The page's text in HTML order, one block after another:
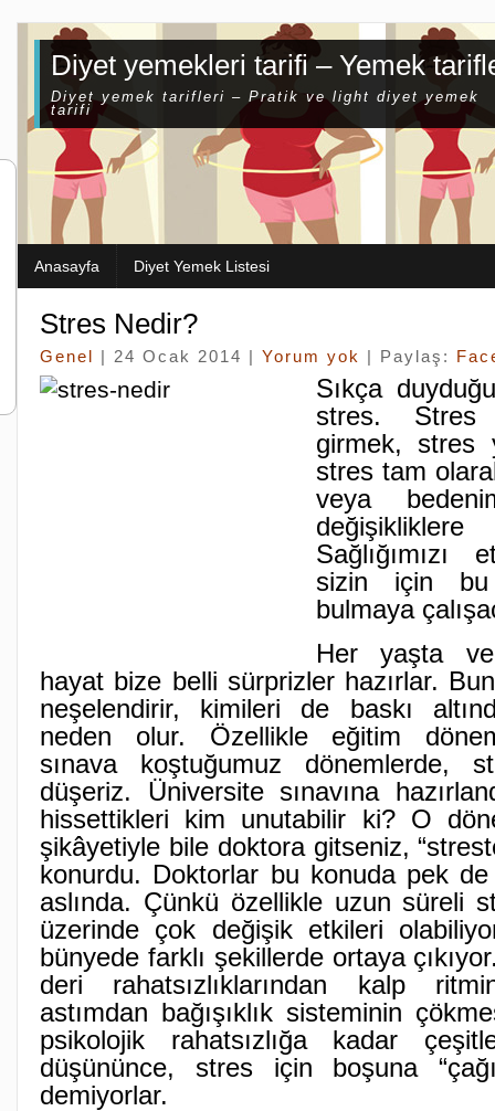
Diyet yemekleri tarifi – Yemek
Diyet yemek tarifleri – Pratik ve light diyet yemek
tarifi
Anasayfa Diyet Yemek Listesi
Stres Nedir?
Genel | 24 Ocak 2014 | Yorum yok | Paylaş:
Sıkça
stres. Stres
girmek, stres
stres tam
veya
sizin için bu
bulmaya
Her yaşta
hayat bize belli sürprizler hazırlar.
neşelendirir, kimileri de baskı
neden olur. Özellikle eğitim
sınava koştuğumuz dönemlerde,
düşeriz. Üniversite sınavına
hissettikleri kim unutabilir ki? O
şikâyetiyle bile doktora gitseniz,
konurdu. Doktorlar bu konuda pek de
aslında. Çünkü özellikle uzun süreli
üzerinde çok değişik etkileri
bünyede farklı şekillerde ortaya
deri rahatsızlıklarından kalp
astımdan bağışıklık sisteminin
psikolojik rahatsızlığa kadar
düşününce, stres için boşuna
demiyorlar.